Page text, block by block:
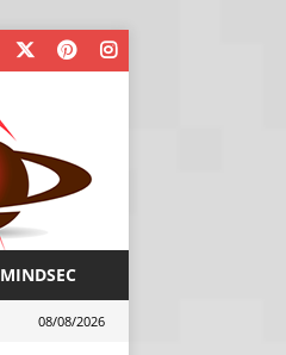
MINDSEC
08/08/2026